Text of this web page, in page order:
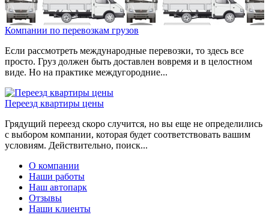
Компании по перевозкам грузов
Если рассмотреть международные перевозки, то здесь все
просто. Груз должен быть доставлен вовремя и в целостном
виде. Но на практике междугородние...
Переезд квартиры цены
Грядущий переезд скоро случится, но вы еще не определились
с выбором компании, которая будет соответствовать вашим
условиям. Действительно, поиск...
О компании
Наши работы
Наш автопарк
Отзывы
Наши клиенты